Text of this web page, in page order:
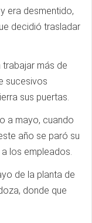
era desmentido,
decidió trasladar
más de
sucesivos
sus puertas.
a mayo, cuando
año se paró su
los empleados.
de la planta de
donde que